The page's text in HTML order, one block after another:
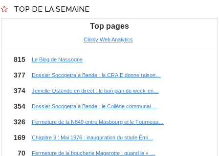
TOP DE LA SEMAINE